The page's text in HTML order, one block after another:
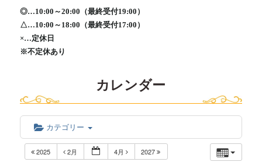
◎…10:00～20:00（最終受付19:00）
△…10:00～18:00（最終受付17:00）
×…定休日
※不定休あり
カレンダー
カテゴリー
2025 2月 4月 2027